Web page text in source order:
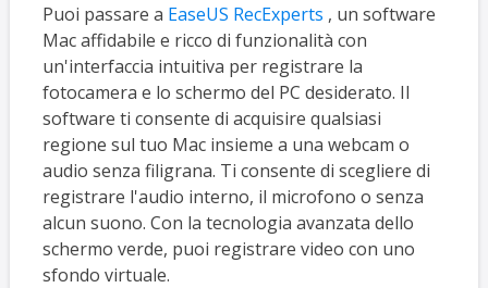
Puoi passare a EaseUS RecExperts , un software
Mac affidabile e ricco di funzionalità con
un'interfaccia intuitiva per registrare la
fotocamera e lo schermo del PC desiderato. Il
software ti consente di acquisire qualsiasi
regione sul tuo Mac insieme a una webcam o
audio senza filigrana. Ti consente di scegliere di
registrare l'audio interno, il microfono o senza
alcun suono. Con la tecnologia avanzata dello
schermo verde, puoi registrare video con uno
sfondo virtuale.